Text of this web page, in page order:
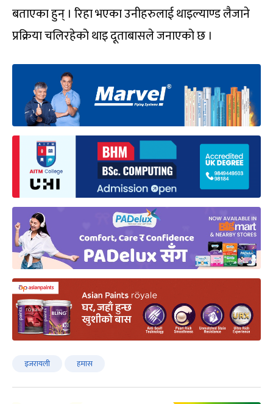
बताएका हुन् । रिहा भएका उनीहरुलाई थाइल्याण्ड लैजाने
प्रक्रिया चलिरहेको थाइ दूताबासले जनाएको छ ।
इजरायली हमास